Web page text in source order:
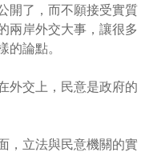
開了，而不願接受實質
兩岸外交大事，讓很多
的論點。
外交上，民意是政府的
，立法與民意機關的實